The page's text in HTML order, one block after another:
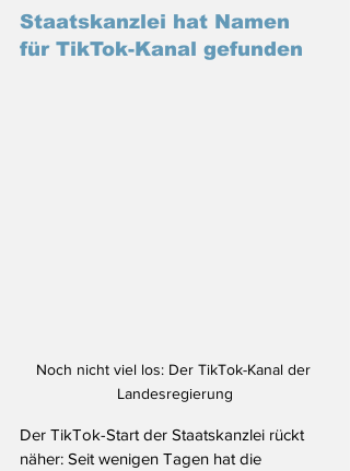
Staatskanzlei hat Namen
für TikTok-Kanal gefunden
Noch nicht viel los: Der TikTok-Kanal der
Landesregierung
Der TikTok-Start der Staatskanzlei rückt
näher: Seit wenigen Tagen hat die